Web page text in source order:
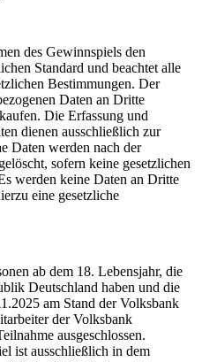
des Gewinnspiels den
Standard und beachtet alle
Bestimmungen. Der
Daten an Dritte
Die Erfassung und
dienen ausschließlich zur
Daten werden nach der
sofern keine gesetzlichen
werden keine Daten an Dritte
eine gesetzliche
ab dem 18. Lebensjahr, die
Deutschland haben und die
am Stand der Volksbank
der Volksbank
ausgeschlossen.
ist ausschließlich in dem